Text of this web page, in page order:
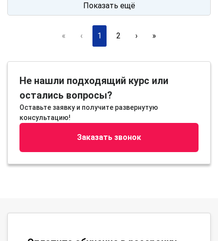
Показать ещё
« ‹ 1 2 › »
Не нашли подходящий курс или
остались вопросы?
Оставьте заявку и получите развернутую
консультацию!
Заказать звонок